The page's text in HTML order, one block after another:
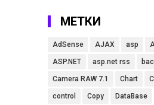
МЕТКИ
AdSense AJAX asp
ASP.NET asp.net rss
Camera RAW 7.1 Chart
control Copy DataBase